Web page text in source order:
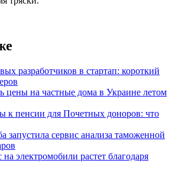
разработчиков в стартап: короткий
цены на частные дома в Украине летом
к пенсии для Почетных доноров: что
запустила сервис анализа таможенной
электромобили растет благодаря